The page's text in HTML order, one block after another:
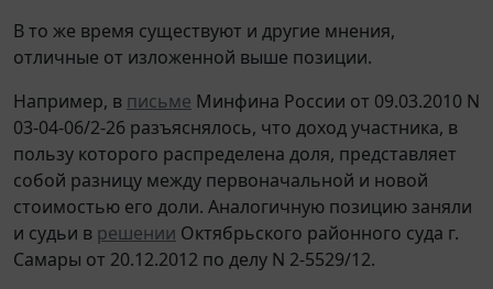
В то же время существуют и другие мнения,
отличные от изложенной выше позиции.
Например, в письме Минфина России от 09.03.2010 N
03-04-06/2-26 разъяснялось, что доход участника, в
пользу которого распределена доля, представляет
собой разницу между первоначальной и новой
стоимостью его доли. Аналогичную позицию заняли
и судьи в решении Октябрьского районного суда г.
Самары от 20.12.2012 по делу N 2-5529/12.